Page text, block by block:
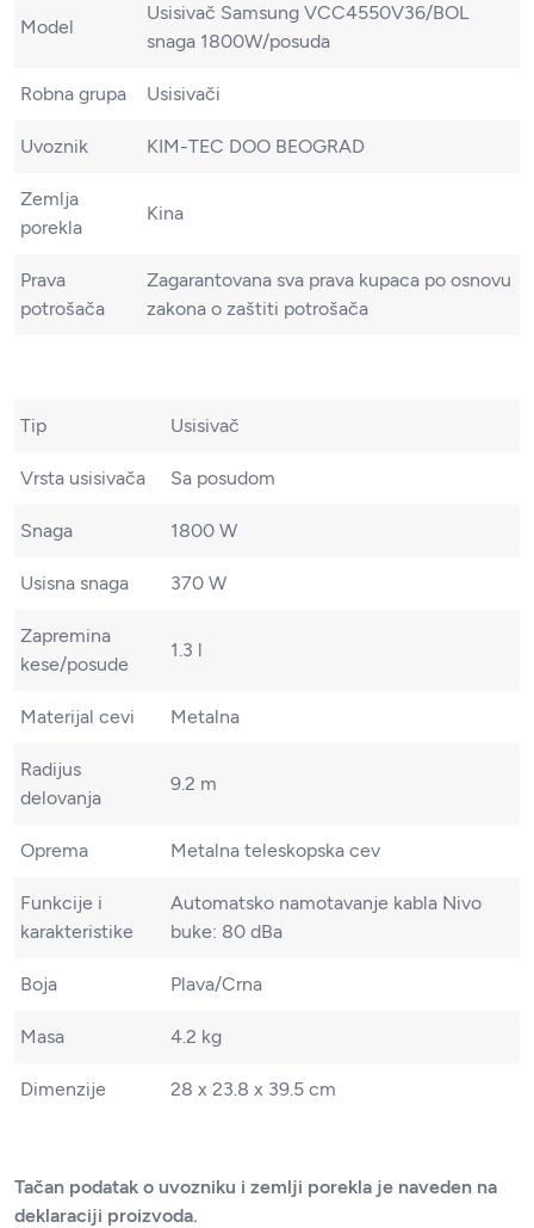
Model
Usisivač Samsung VCC4550V36/BOL
snaga 1800W/posuda
Robna grupa Usisivači
Uvoznik KIM-TEC DOO BEOGRAD
Zemlja
porekla
Kina
Prava
potrošača
Zagarantovana sva prava kupaca po osnovu
zakona o zaštiti potrošača
Tip Usisivač
Vrsta usisivača Sa posudom
Snaga 1800 W
Usisna snaga 370 W
Zapremina
kese/posude
1.3 l
Materijal cevi Metalna
Radijus
delovanja
9.2 m
Oprema Metalna teleskopska cev
Funkcije i
karakteristike
Automatsko namotavanje kabla Nivo
buke: 80 dBa
Boja Plava/Crna
Masa 4.2 kg
Dimenzije 28 x 23.8 x 39.5 cm
Tačan podatak o uvozniku i zemlji porekla je naveden na
deklaraciji proizvoda.